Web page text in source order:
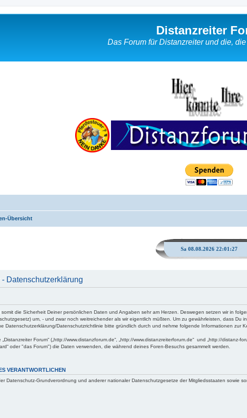
Distanzreiter
Das Forum für Distanzreiter und die,
Übersicht
Sa 08.08.2026 22:01:28
Datenschutzerklärung
die Sicherheit Deiner persönlichen Daten und Angaben sehr am Herzen. Deswegen setzen wir in
um, - und zwar noch weitreichender als wir eigentlich müßten. Um zu gewährleisten, dass
Datenschutzerklärung/Datenschutzrichtlinie bitte gründlich durch und nehme folgende Informationen zur
Forum“ („http://www.distanzforum.de“, „http://www.distanzreiterforum.de“ und „http://
oder "das Forum") die Daten verwenden, die während deines Foren-Besuchs gesammelt werden.
VERANTWORTLICHEN
Datenschutz-Grundverordnung und anderer nationaler Datenschutzgesetze der Mitgliedsstaaten sowie